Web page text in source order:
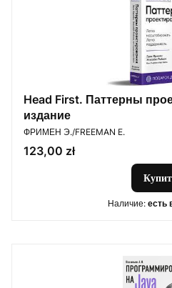
Head First. Паттерны
издание
ПРОИЗВОДИТЕЛЬ
ФРИМЕН Э./FREEMAN E.
Цена
123,00 zł
Наличие: есть